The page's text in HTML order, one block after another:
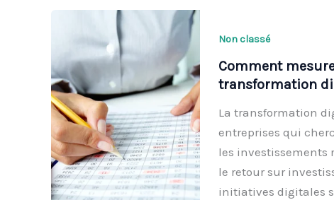
Non classé
Comment
transformation
La transformation
entreprises qui
les investissements
le retour sur
initiatives digitales